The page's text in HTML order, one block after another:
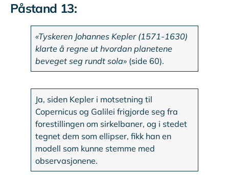
Påstand 13:
«Tyskeren Johannes Kepler (1571-1630)
klarte å regne ut hvordan planetene
beveget seg rundt sola» (side 60).
Ja, siden Kepler i motsetning til
Copernicus og Galilei frigjorde seg fra
forestillingen om sirkelbaner, og i stedet
tegnet dem som ellipser, fikk han en
modell som kunne stemme med
observasjonene.